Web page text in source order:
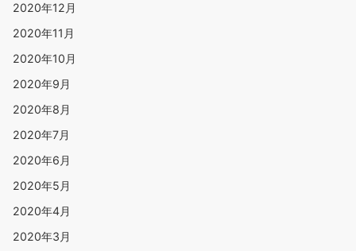
2020年12月
2020年11月
2020年10月
2020年9月
2020年8月
2020年7月
2020年6月
2020年5月
2020年4月
2020年3月